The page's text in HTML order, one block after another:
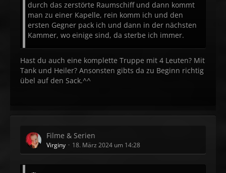
durch das zerstörte Raumschiff und dann kommt
man zu einer Kapelle, rein komm ich und den
ersten Gegner pack ich und dann in der nächsten
Kammer, wo einige sind, da sterbe ich immer.
Hast du auch eine komplette Truppe mit 4 Leuten? Mit
Tank und Heiler? Ansonsten gibts da zu Beginn richtig
übel auf den Sack.^^
Filme & Serien
Virginy 18. März 2024 um 14:28